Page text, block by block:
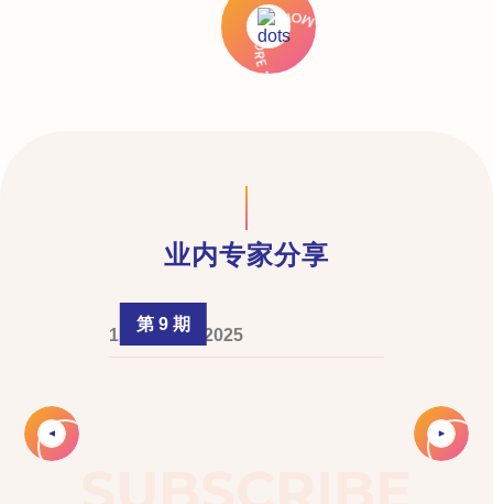
业内专家分享
第 9 期
1 February 2025
Slide 2 of 4.